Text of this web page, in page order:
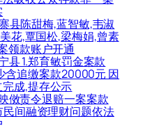
县陈甜梅,蓝智敏,韦淑
花,覃国松,梁梅娟,曾素
领款账户开通
县 1.郑育敏罚金案款
含追缴案款20000元 因
成,提存公示
傚责令退赔一案案款
间融资理财问题依法